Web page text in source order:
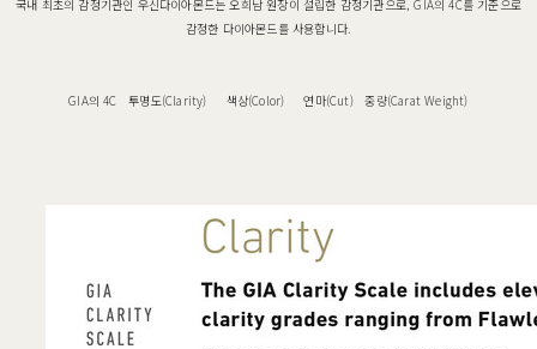
국내 최초의 감정기관인 우신다이아몬드는 오희남 원장이 설립한 감정기관으로, GIA의 4C를 기준으로
감정한 다이아몬드를 사용합니다.
GIA의 4C 투명도(Clarity) 색상(Color) 연마(Cut) 중량(Carat Weight)